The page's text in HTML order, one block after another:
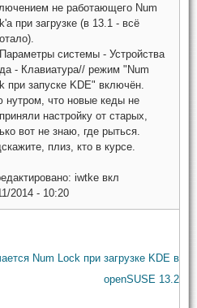
не работающего Num
при загрузке (в 13.1 - всё
системы - Устройства
- Клавиатура// режим "Num
при запуске KDE" включён.
нутром, что новые кеды не
настройку от старых,
вот не знаю, где рыться.
плиз, кто в курсе.
iwtke вкл
2014 - 10:20
Num Lock при загрузке KDE в
openSUSE 13.2